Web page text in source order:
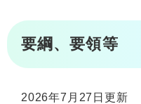
要綱、要領等
2026年7月27日更新